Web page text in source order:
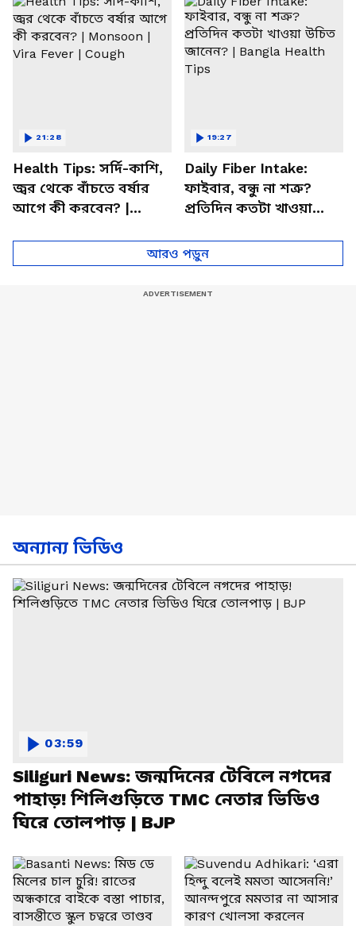
Health Tips: সর্দি-কাশি,
জ্বর থেকে বাঁচতে বর্ষার
আগে কী করবেন? |
21:28
Daily Fiber Intake:
ফাইবার, বন্ধু না শত্রু?
প্রতিদিন কতটা খাওয়া
Health Tips
19:27
আরও পড়ুন
অন্যান্য ভিডিও
Siliguri News: জন্মদিনের টেবিলে নগদের
পাহাড়! শিলিগুড়িতে TMC নেতার ভিডিও
ঘিরে তোলপাড় | BJP
03:59